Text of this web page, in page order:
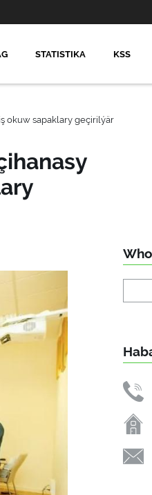
STATISTIKA KSS
okuw sapaklary geçirilýär